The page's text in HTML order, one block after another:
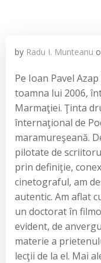
by Radu I. Munteanu
Pe Ioan Pavel
toamna lui 2006,
Marmaţiei. Ţinta
înternaţional de
maramureşeană.
pilotate de
prin definiţie,
cinetograful, am
autentic. Am aflat
un doctorat în
evident, de
materie a
lecţii de la el. Mai